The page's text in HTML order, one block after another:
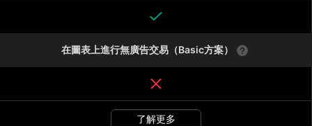
在圖表上進行無廣告交易（Basic方案）
了解更多